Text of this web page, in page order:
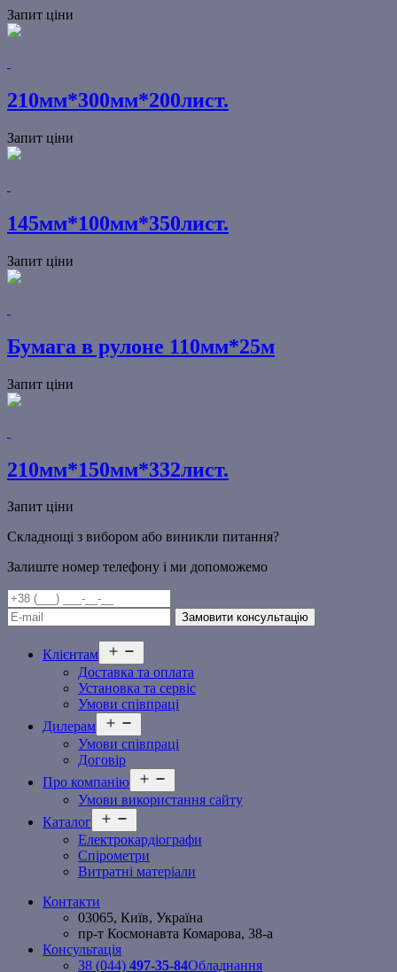
Запит ціни
210мм*300мм*200лист.
Запит ціни
145мм*100мм*350лист.
Запит ціни
Бумага в рулоне 110мм*25м
Запит ціни
210мм*150мм*332лист.
Запит ціни
Складнощі з вибором або виникли питання?
Залиште номер телефону і ми допоможемо
Клієнтам
меню
Доставка та оплата
Установка та сервіс
Умови співпраці
Дилерам
меню
Умови співпраці
Договір
Про компанію
меню
Умови використання сайту
Каталог
меню
Електрокардіографи
Спірометри
Витратні матеріали
Контакти
03065, Київ, Україна
пр-т Космонавта Комарова, 38-а
Консультація
38 (044) 497-35-84Обладнання